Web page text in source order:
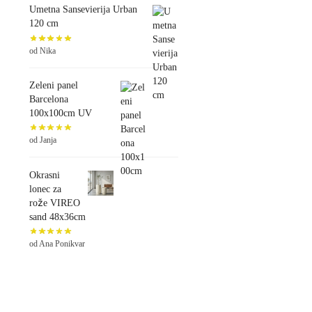
Umetna Sansevierija Urban
120 cm
od Nika
Zeleni panel
Barcelona
100x100cm UV
od Janja
Okrasni
lonec za
rože VIREO
sand 48x36cm
od Ana Ponikvar